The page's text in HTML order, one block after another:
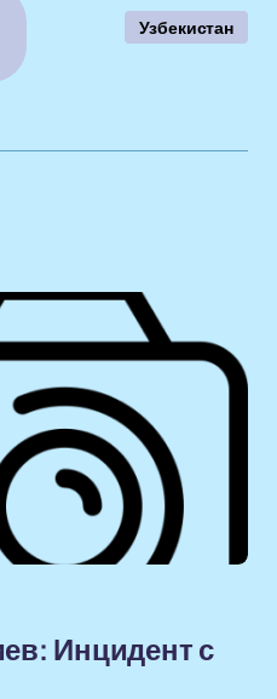
Узбекистан
Инцидент с